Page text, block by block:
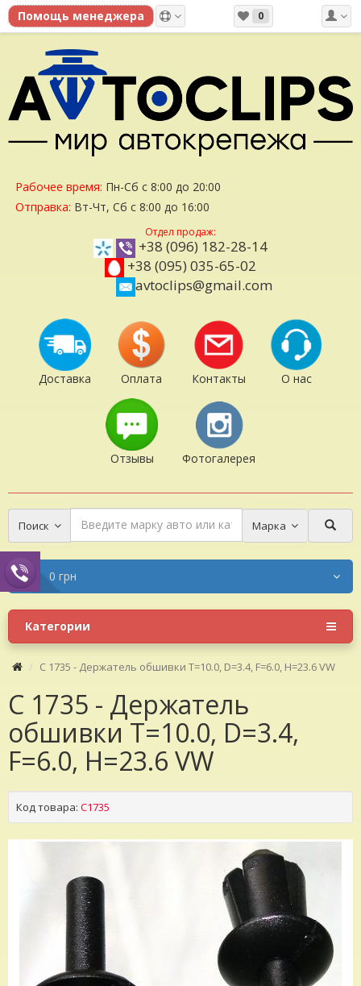
0
Рабочее время: Пн-Сб с 8:00 до 20:00
Отправка: Вт-Чт, Сб с 8:00 до 16:00
Отдел продаж:
+38 (096) 182-28-14
+38 (095) 035-65-02
avtoclips@gmail.com
Доставка Оплата Контакты О нас
Отзывы Фотогалерея
Поиск Марка
0 грн
Категории
C 1735 - Держатель обшивки T=10.0, D=3.4, F=6.0, H=23.6 VW
C 1735 - Держатель
обшивки T=10.0, D=3.4,
F=6.0, H=23.6 VW
Код товара: C1735